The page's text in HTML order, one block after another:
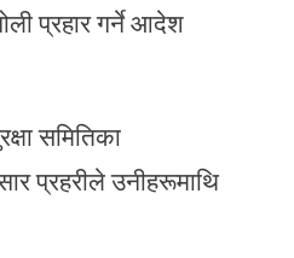
प्रहार गर्ने आदेश
समितिका
प्रहरीले उनीहरूमाथि